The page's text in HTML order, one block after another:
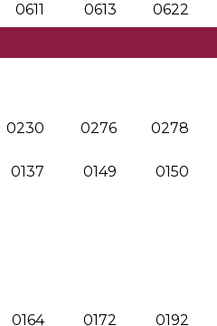
0611 0613 0622
0230 0276 0278
0137 0149 0150
0164 0172 0192